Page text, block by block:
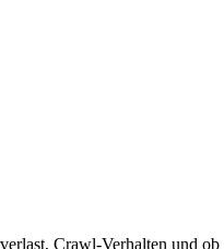
Crawl-Verhalten und